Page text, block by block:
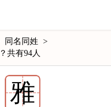
同名同姓 >
共有94人
雅